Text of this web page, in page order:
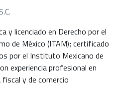
y licenciado en Derecho por el
de México (ITAM); certificado
por el Instituto Mexicano de
experiencia profesional en
y de comercio